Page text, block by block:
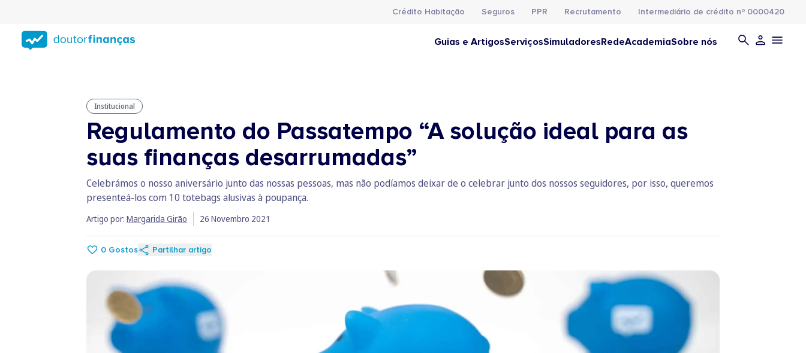
conteúdo
principal
Crédito Habitação Seguros PPR Recrutamento Intermediário de crédito nº 0000420
Guias e ArtigosServiçosSimuladoresRedeAcademiaSobre nós
Institucional
Regulamento do Passatempo “A solução ideal para as
suas finanças desarrumadas”
Celebrámos o nosso aniversário junto das nossas pessoas, mas não podíamos deixar de o celebrar junto dos nossos seguidores, por isso, queremos
presenteá-los com 10 totebags alusivas à poupança.
Artigo por: Margarida Girão 26 Novembro 2021
0 Gostos Partilhar artigo